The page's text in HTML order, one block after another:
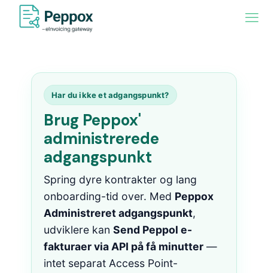
Har du ikke et adgangspunkt?
Brug Peppox'
administrerede
adgangspunkt
Spring dyre kontrakter og lang
onboarding-tid over. Med Peppox
Administreret adgangspunkt,
udviklere kanSend Peppol e-
fakturaer via API på få minutter —
intet separat Access Point-